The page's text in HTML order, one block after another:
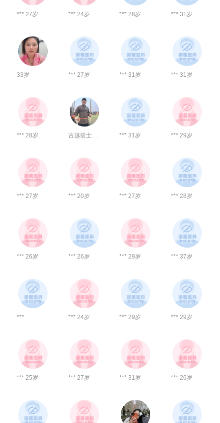
*** 27岁 *** 24岁 *** 28岁 *** 31岁
33岁 *** 27岁 *** 31岁 *** 31岁
*** 28岁 *** 31岁 *** 29岁
*** 27岁 *** 20岁 *** 27岁 *** 28岁
*** 26岁 *** 26岁 *** 29岁 *** 37岁
*** *** 24岁 *** 29岁 *** 29岁
*** 25岁 *** 27岁 *** 31岁 *** 26岁